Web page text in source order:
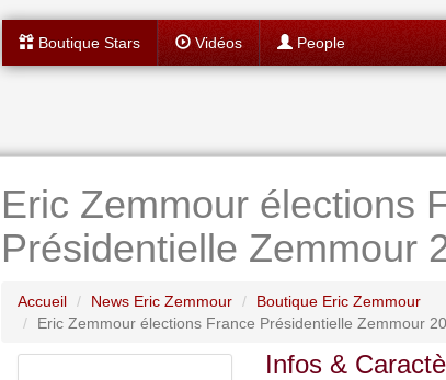
Boutique Stars Vidéos People
Eric Zemmour élections
Présidentielle Zemmour
Accueil News Eric Zemmour
Boutique Eric Zemmour
Eric Zemmour élections France Présidentielle Zemmour
Infos &